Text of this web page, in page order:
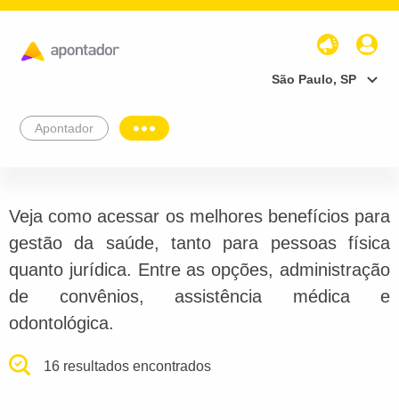
São Paulo, SP
Apontador
Veja como acessar os melhores benefícios para
gestão da saúde, tanto para pessoas física
quanto jurídica. Entre as opções, administração
de convênios, assistência médica e
odontológica.
16 resultados encontrados